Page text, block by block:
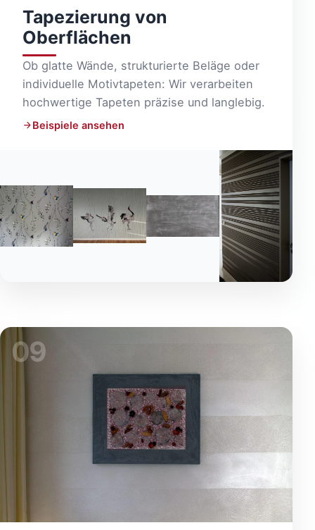
Tapezierung von
Oberflächen
Ob glatte Wände, strukturierte Beläge oder
individuelle Motivtapeten: Wir verarbeiten
hochwertige Tapeten präzise und langlebig.
Beispiele ansehen
09